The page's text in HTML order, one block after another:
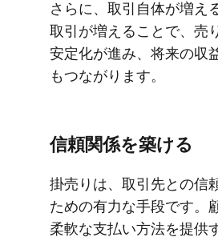
さらに、​取引自体が​増え
取引が​増える​ことで、​売
安定化が​進み、​将来の​収
もつながります。
信頼関係を​築ける
掛売りは、​取引先との​信
ための​有力な​手段です。​
柔軟な​支払い方​法を​提供